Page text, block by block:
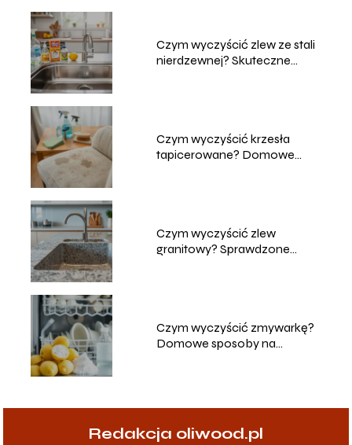
Czym wyczyścić zlew ze stali
nierdzewnej? Skuteczne
Czym wyczyścić krzesła
tapicerowane? Domowe
Czym wyczyścić zlew
granitowy? Sprawdzone
Czym wyczyścić zmywarkę?
Domowe sposoby na
Redakcja oliwood.pl